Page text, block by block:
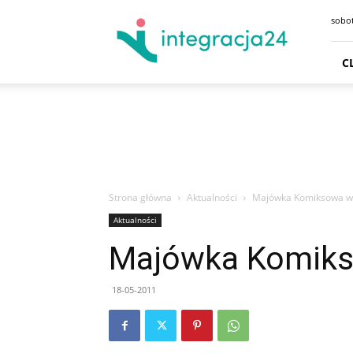
HANDLOWE
GDAŃSK
SKLEPY
Strona główna Aktualności Majówka Komiksowa
Aktualności
Majówka
18-05-2011